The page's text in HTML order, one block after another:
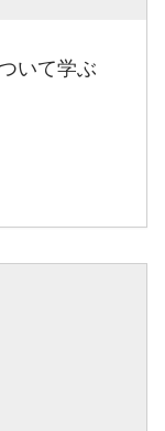
いて学ぶ